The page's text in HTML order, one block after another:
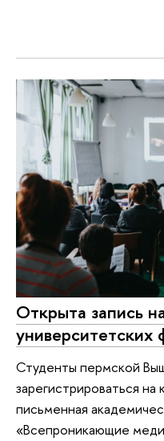
Открыта запись
университетских
Студенты пермской
зарегистрироваться
письменная
«Всепроникающие